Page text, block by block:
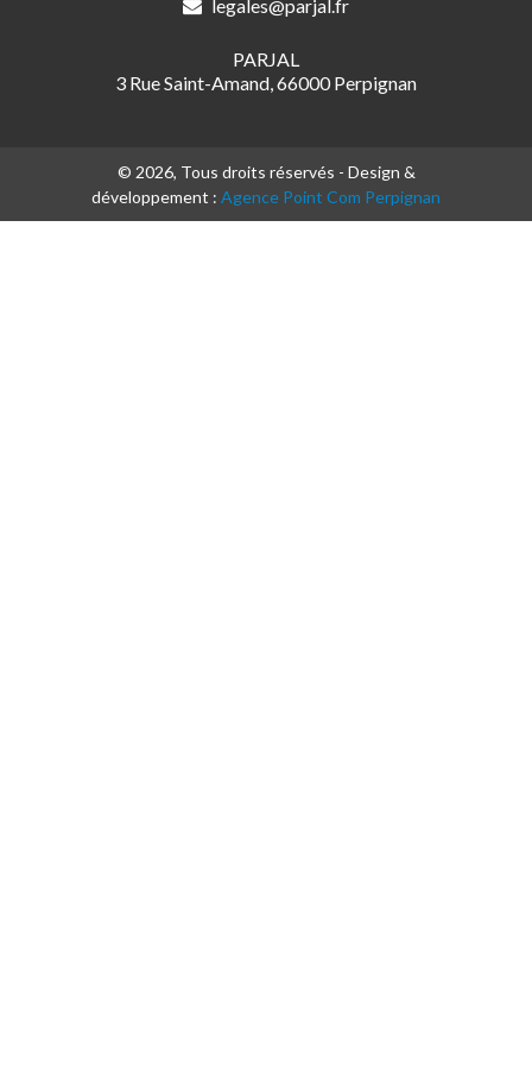
legales@parjal.fr
PARJAL
3 Rue Saint-Amand, 66000 Perpignan
© 2026, Tous droits réservés - Design &
développement : Agence Point Com Perpignan